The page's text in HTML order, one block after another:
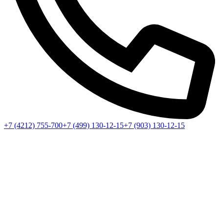
+7 (4212) 755-700+7 (499) 130-12-15+7 (903) 130-12-15